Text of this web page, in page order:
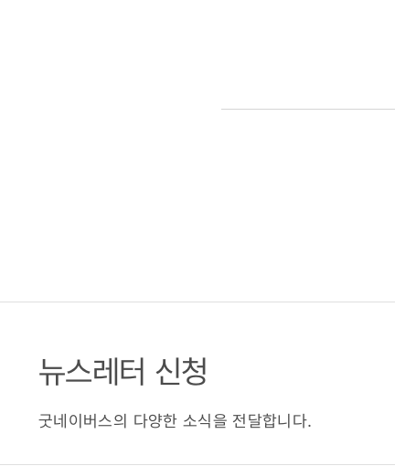
뉴스레터 신청
굿네이버스의 다양한 소식을 전달합니다.